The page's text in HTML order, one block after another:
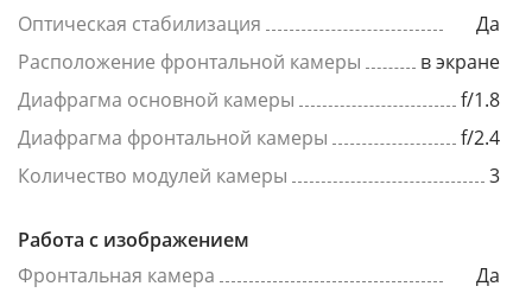
Оптическая стабилизация
Да
Расположение фронтальной камеры
в экране
Диафрагма основной камеры
f/1.8
Диафрагма фронтальной камеры
f/2.4
Количество модулей камеры
3
Работа с изображением
Фронтальная камера
Да